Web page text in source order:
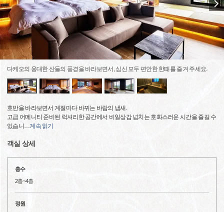
다케오의 웅대한 산들의 풍경을 바라보면서, 심신 모두 편안한 한때를 즐겨 주세요.
호반을 바라보면서 계절마다 바뀌는 바람의 냄새.
고급 어메니티 준비된 럭셔리한 공간에서 비일상감 넘치는 호화스러운 시간을 즐길 수
있습니 …계속 읽기
객실 상세
층수
2층~4층
정원